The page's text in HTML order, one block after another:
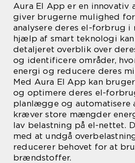
Aura El App er en innovativ
giver brugerne mulighed
analysere deres el-forbrug i
hjælp af smart teknologi
detaljeret overblik over
og identificere områder,
energi og reducere deres
Med Aura El App kan
og optimere deres el-
planlægge og automatisere
kræver store mængder
lav belastning på el-nettet.
med at undgå
reducerer behovet for at
brændstoffer.